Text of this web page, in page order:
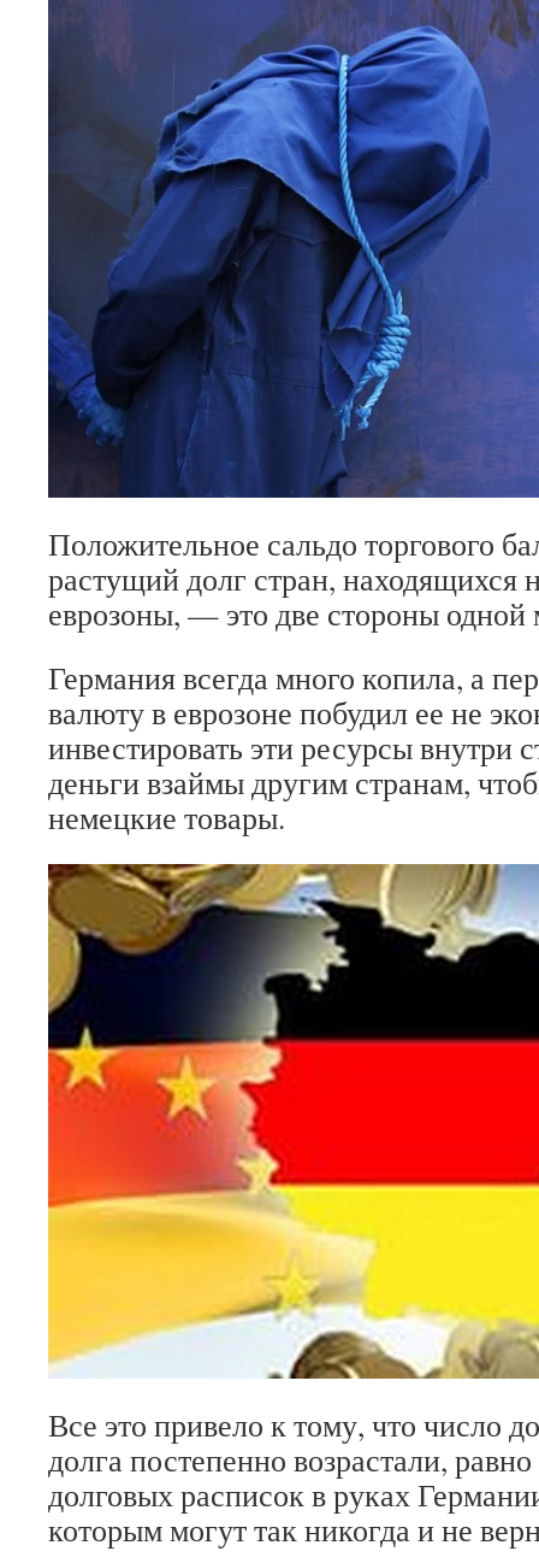
Положительное сальдо торгового
растущий долг стран, находящихся
еврозоны, — это две стороны одной
Германия всегда много копила, а
валюту в еврозоне побудил ее не
инвестировать эти ресурсы внутри
деньги взаймы другим странам,
немецкие товары.
Все это привело к тому, что число
долга постепенно возрастали,
долговых расписок в руках
которым могут так никогда и не